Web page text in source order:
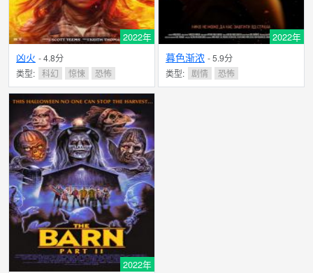
2022年
凶火 - 4.8分
类型: 科幻 惊悚 恐怖
2022年
暮色渐浓 - 5.9分
类型: 剧情 恐怖
2022年